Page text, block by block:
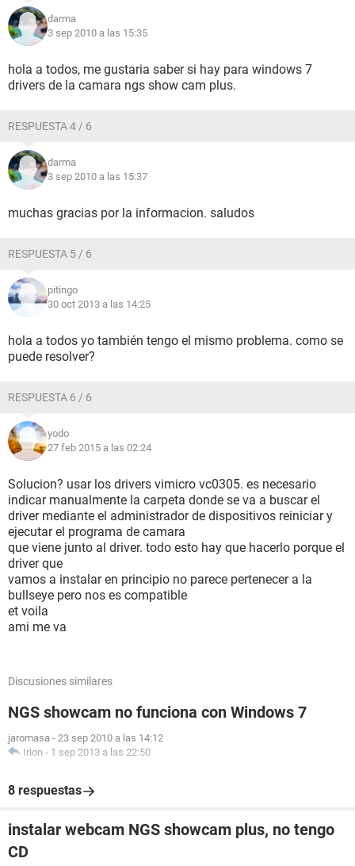
darma
3 sep 2010 a las 15:35
hola a todos, me gustaria saber si hay para windows 7
drivers de la camara ngs show cam plus.
RESPUESTA 4 / 6
darma
3 sep 2010 a las 15:37
muchas gracias por la informacion. saludos
RESPUESTA 5 / 6
pitingo
30 oct 2013 a las 14:25
hola a todos yo también tengo el mismo problema. como se
puede resolver?
RESPUESTA 6 / 6
yodo
27 feb 2015 a las 02:24
Solucion? usar los drivers vimicro vc0305. es necesario
indicar manualmente la carpeta donde se va a buscar el
driver mediante el administrador de dispositivos reiniciar y
ejecutar el programa de camara
que viene junto al driver. todo esto hay que hacerlo porque el
driver que
vamos a instalar en principio no parece pertenecer a la
bullseye pero nos es compatible
et voila
ami me va
Discusiones similares
NGS showcam no funciona con Windows 7
jaromasa - 23 sep 2010 a las 14:12
Irion - 1 sep 2013 a las 22:50
8 respuestas
instalar webcam NGS showcam plus, no tengo
CD